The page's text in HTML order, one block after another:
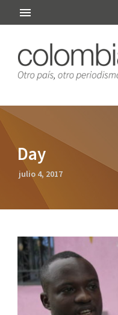
Day
julio 4, 2017